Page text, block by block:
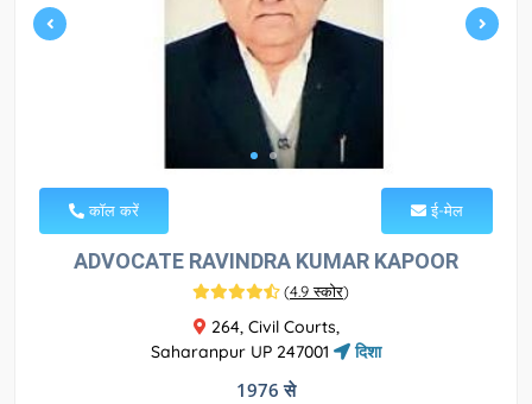
कॉल करें ई-मेल
ADVOCATE RAVINDRA KUMAR KAPOOR
(4.9 स्कोर)
264, Civil Courts,
Saharanpur UP 247001
दिशा
1976 से